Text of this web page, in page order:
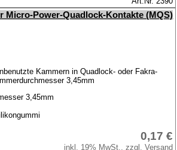
Micro-Power-Quadlock-Kontakte (MQS)
Kammern in Quadlock- oder Fakra-
3,45mm
3,45mm
0,17 €
inkl. 19% MwSt., zzgl. Versand